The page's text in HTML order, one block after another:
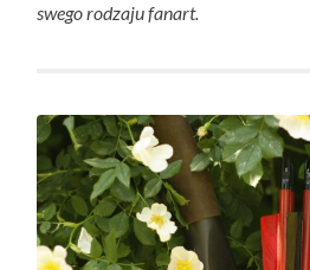
swego rodzaju fanart.